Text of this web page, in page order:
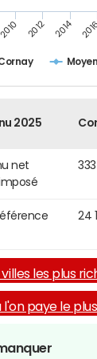
2010 2012 2014
2025
net
24
villes les plus
l'on paye le